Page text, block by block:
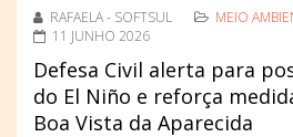
RAFAELA - SOFTSUL MEIO
11 JUNHO 2026
Defesa Civil alerta para
do El Niño e reforça
Boa Vista da Aparecida